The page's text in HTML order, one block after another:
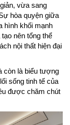
vừa sang
hòa quyện giữa
hình khối mạnh
nên tổng thể
nội thất hiện đại
còn là biểu tượng
sống tinh tế của
được chăm chút